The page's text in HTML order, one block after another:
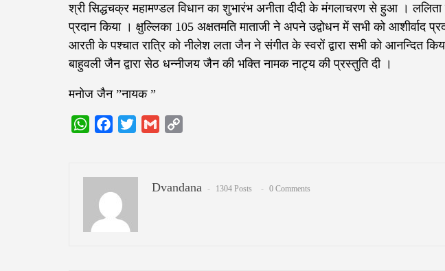
श्री सिद्धचक्र महामण्डल विधान का शुभारंभ अनीता दीदी के मंगलाचरण से हुआ । ललिता
प्रदान किया । क्षुल्लिका 105 अक्षतमति माताजी ने अपने उद्वोधन में सभी को आशीर्वाद
आरती के पश्चात रात्रि को नीलेश लता जैन ने संगीत के स्वरों द्वारा सभी को आनन्दित
बाहुवली जैन द्वारा सेठ धन्नीजय जैन की भक्ति नामक नाट्य की प्रस्तुति दी ।
मनोज जैन ”नायक ”
WhatsAppFacebook
Twitter Gmail
Dvandana 1304 Posts 0 Comments